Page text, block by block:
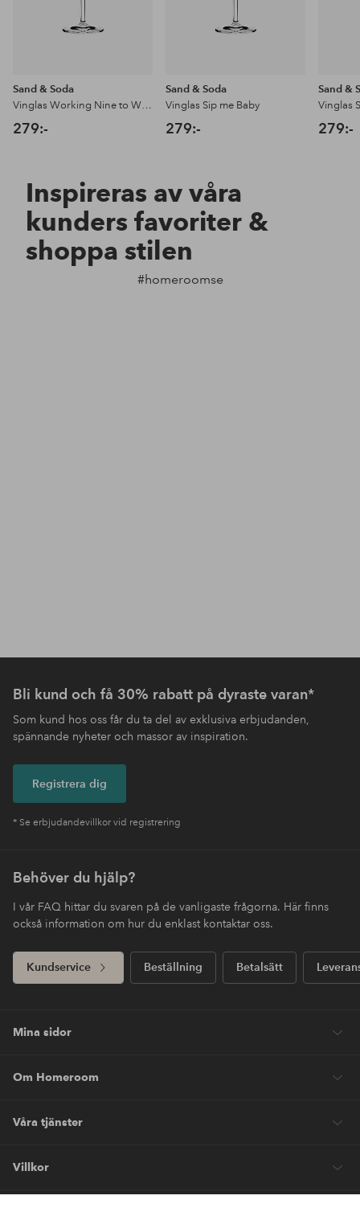
Sand & Soda
Vinglas Working Nine to Wine
279:-
Sand & Soda
Vinglas Sip me Baby
279:-
Sand &
Vinglas
279:-
Inspireras av våra
kunders favoriter &
shoppa stilen
#homeroomse
Bli kund och få 30% rabatt på dyraste varan*
Som kund hos oss får du ta del av exklusiva erbjudanden,
spännande nyheter och massor av inspiration.
Registrera dig
* Se erbjudandevillkor vid registrering
Behöver du hjälp?
I vår FAQ hittar du svaren på de vanligaste frågorna. Här finns
också information om hur du enklast kontaktar oss.
Kundservice Beställning Betalsätt
Mina sidor
Om Homeroom
Våra tjänster
Villkor